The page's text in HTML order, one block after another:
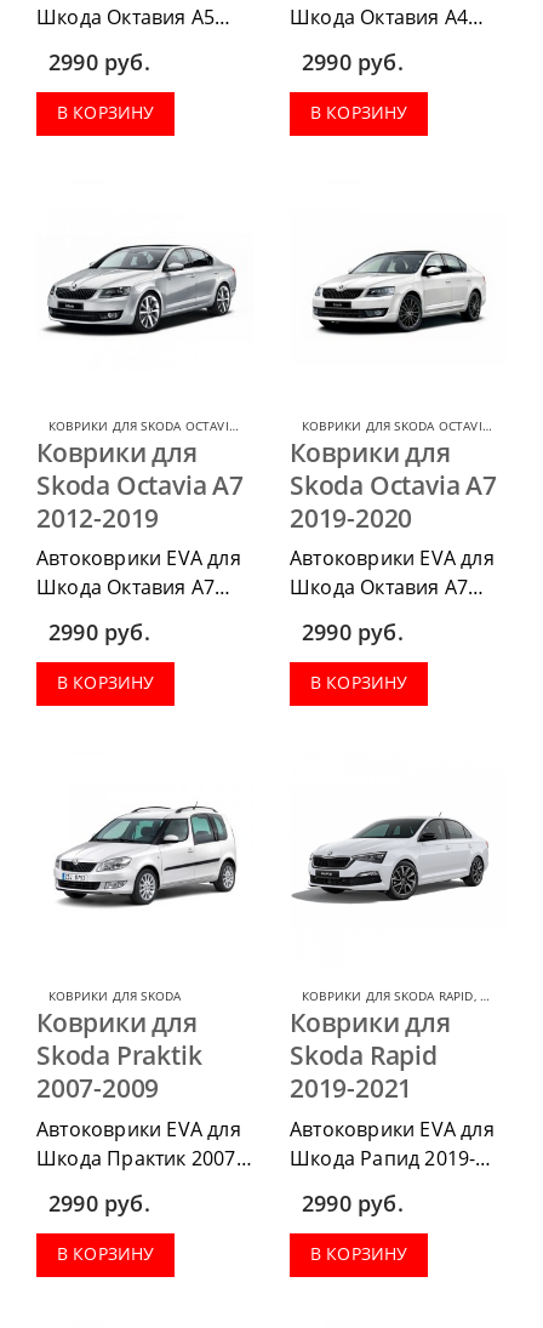
Шкода Октавия А5
приобрести в
комплектации:
водительский коврик,
2990 руб.
В КОРЗИНУ
Шкода Октавия А4
приобрести в
комплектации:
водительский коврик,
2990 руб.
В КОРЗИНУ
КОВРИКИ ДЛЯ SKODA OCTAVIA, КОВРИКИ ДЛЯ SKODA
Коврики для
Skoda Octavia А7
2012-2019
Автоковрики EVA для
Шкода Октавия А7
приобрести в
комплектации:
водительский коврик,
2990 руб.
В КОРЗИНУ
КОВРИКИ ДЛЯ SKODA OCTAVIA,
Коврики для
Skoda Octavia А7
2019-2020
Автоковрики EVA для
Шкода Октавия А7
приобрести в
комплектации:
водительский коврик,
2990 руб.
В КОРЗИНУ
КОВРИКИ ДЛЯ SKODA
Коврики для
Skoda Praktik
2007-2009
Автоковрики EVA для
Шкода Практик 2007-
приобрести в
комплектации:
водительский коврик,
2990 руб.
В КОРЗИНУ
КОВРИКИ ДЛЯ SKODA RAPID,КОВРИКИ
Коврики для
Skoda Rapid
2019-2021
Автоковрики EVA для
Шкода Рапид 2019-
приобрести в
комплектации:
водительский коврик,
2990 руб.
В КОРЗИНУ